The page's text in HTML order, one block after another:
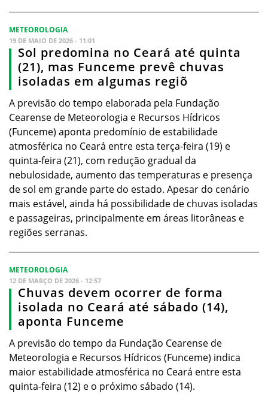
METEOROLOGIA
19 DE MAIO DE 2026 - 11:01
Sol predomina no Ceará até quinta
(21), mas Funceme prevê chuvas
isoladas em algumas regiõ
A previsão do tempo elaborada pela Fundação
Cearense de Meteorologia e Recursos Hídricos
(Funceme) aponta predomínio de estabilidade
atmosférica no Ceará entre esta terça-feira (19) e
quinta-feira (21), com redução gradual da
nebulosidade, aumento das temperaturas e presença
de sol em grande parte do estado. Apesar do cenário
mais estável, ainda há possibilidade de chuvas isoladas
e passageiras, principalmente em áreas litorâneas e
regiões serranas.
METEOROLOGIA
12 DE MARÇO DE 2026 - 12:57
Chuvas devem ocorrer de forma
isolada no Ceará até sábado (14),
aponta Funceme
A previsão do tempo da Fundação Cearense de
Meteorologia e Recursos Hídricos (Funceme) indica
maior estabilidade atmosférica no Ceará entre esta
quinta-feira (12) e o próximo sábado (14).